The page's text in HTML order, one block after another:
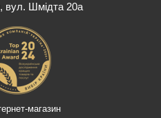
вул. Шмідта 20а
магазин